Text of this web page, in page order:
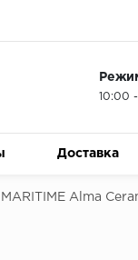
10:00
Доставка
MARITIME Alma